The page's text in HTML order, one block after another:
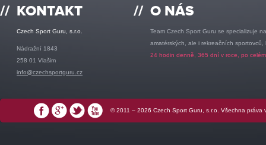
// KONTAKT
Czech Sport Guru, s.r.o.
Nádražní 1843
258 01 Vlašim
info@czechsportguru.cz
// O NÁS
Team Czech Sport Guru se specializuje
amatérských, ale i rekreačních sportovců,
24 hodin denně, 365 dní v roce, po
Facebook
Google+
TwitterYouTube© 2011 – 2026 Czech Sport Guru, s.r.o. Všechna práva